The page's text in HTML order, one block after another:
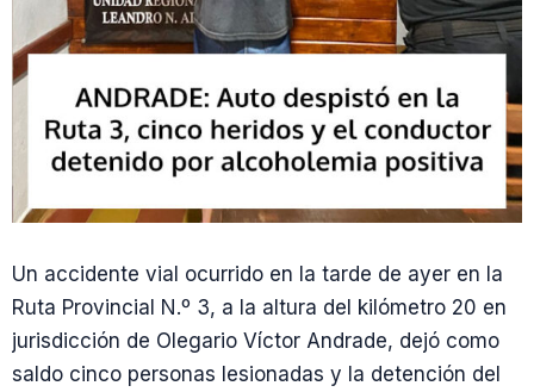
Un accidente vial ocurrido en la tarde de ayer en la
Ruta Provincial N.º 3, a la altura del kilómetro 20 en
jurisdicción de Olegario Víctor Andrade, dejó como
saldo cinco personas lesionadas y la detención del